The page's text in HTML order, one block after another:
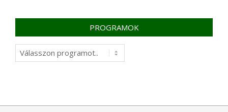
PROGRAMOK
Programok